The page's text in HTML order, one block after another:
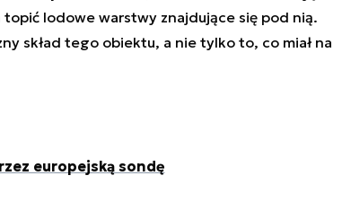
topić lodowe warstwy znajdujące się pod nią.
skład tego obiektu, a nie tylko to, co miał na
europejską sondę